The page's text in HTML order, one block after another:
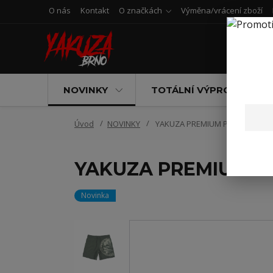
O nás Kontakt O značkách Výměna/vrácení zboží
NOVINKY TOTÁLNÍ VÝPRODEJ
Úvod NOVINKY YAKUZA PREMIUM PÁNSKÉ
YAKUZA PREMIUM
Novinka